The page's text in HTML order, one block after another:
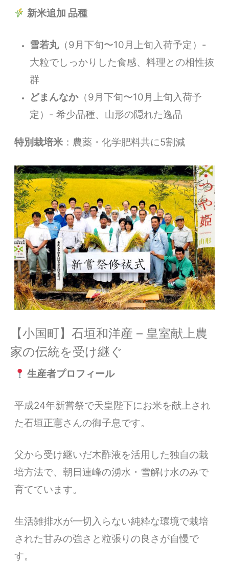
新米追加 品種
雪若丸（9月下旬〜10月上旬入荷予定）-
大粒でしっかりした食感、料理との相性抜
群
どまんなか（9月下旬〜10月上旬入荷予
定）- 希少品種、山形の隠れた逸品
特別栽培米 ：農薬・化学肥料共に5割減
【小国町】石垣和洋産 – 皇室献上農
家の伝統を受け継ぐ
生産者プロフィール
平成24年新嘗祭で天皇陛下にお米を献上され
た石垣正憲さんの御子息です。
父から受け継いだ木酢液を活用した独自の栽
培方法で、朝日連峰の湧水・雪解け水のみで
育てています。
生活雑排水が一切入らない純粋な環境で栽培
された甘みの強さと粒張りの良さが自慢で
す。